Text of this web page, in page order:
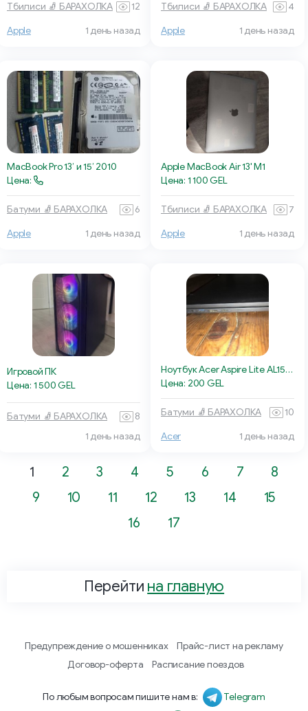
Тбилиси 🧦 БАРАХОЛКА 12
Apple 1 день назад
Тбилиси 🧦 БАРАХОЛКА 4
Apple 1 день назад
MacBook Pro 13’ и 15’ 2010
Цена:
Батуми 🧦 БАРАХОЛКА 6
Apple 1 день назад
Apple MacBook Air 13' M1
Цена: 1 100 GEL
Тбилиси 🧦 БАРАХОЛКА 7
Apple 1 день назад
Игровой ПК
Цена: 1 500 GEL
Батуми 🧦 БАРАХОЛКА
8
1 день назад
Ноутбук Acer Aspire Lite AL15-32P
Цена: 200 GEL
Батуми 🧦 БАРАХОЛКА 10
Acer 1 день назад
1 2 3 4 5 6 7
8
9
10 11 12 13 14
15
16
17
Перейти на главную
Предупреждение о мошенниках
Прайс-лист на рекламу
Договор-оферта
Расписание поездов
По любым вопросам пишите нам в: Telegram